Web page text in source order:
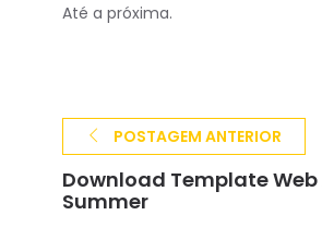
Até a próxima.
POSTAGEM ANTERIOR
Download Template Web
Summer